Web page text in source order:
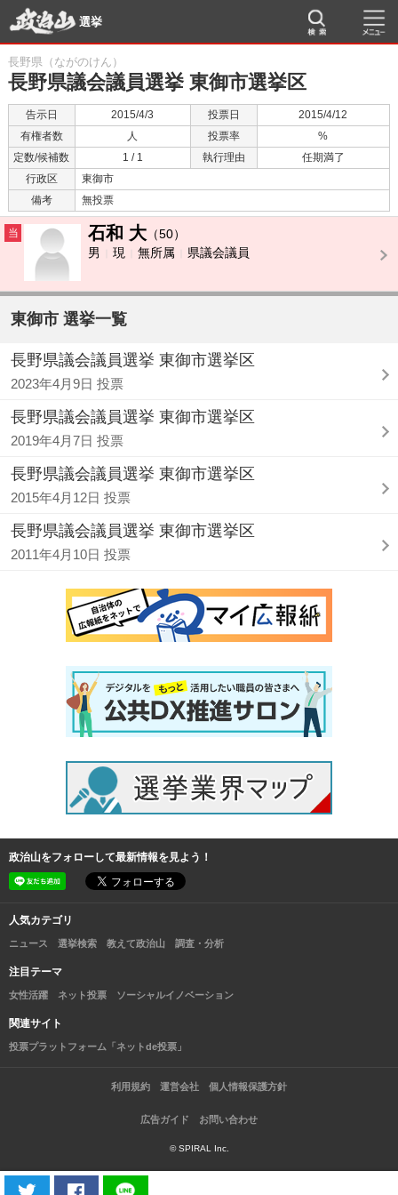
選挙
長野県（ながのけん）
長野県議会議員選挙 東御市選挙区
告示日 2015/4/3 投票日
2015/4/12
有権者数
人 投票率
%
定数/候補数
1 / 1 執行理由
任期満了
行政区
東御市
備考
無投票
当 石和 大 （50）
男
現 無所属 県議会議員
東御市 選挙一覧
長野県議会議員選挙 東御市選挙区
2023年4月9日 投票
長野県議会議員選挙 東御市選挙区
2019年4月7日 投票
長野県議会議員選挙 東御市選挙区
2015年4月12日 投票
長野県議会議員選挙 東御市選挙区
2011年4月10日 投票
政治山をフォローして最新情報を見よう！
人気カテゴリ
ニュース 選挙検索 教えて政治山 調査・分析
注目テーマ
女性活躍 ネット投票 ソーシャルイノベーション
関連サイト
投票プラットフォーム「ネットde投票」
利用規約 運営会社 個人情報保護方針
広告ガイド お問い合わせ
© SPIRAL Inc.